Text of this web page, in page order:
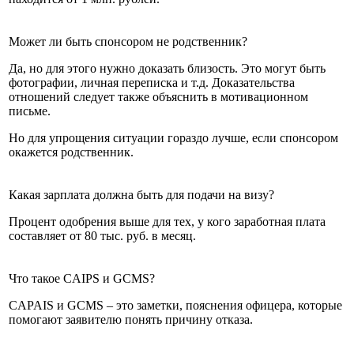
Может ли быть спонсором не родственник?
Да, но для этого нужно доказать близость. Это могут быть
фотографии, личная переписка и т.д. Доказательства
отношений следует также объяснить в мотивационном
письме.
Но для упрощения ситуации гораздо лучше, если спонсором
окажется родственник.
Какая зарплата должна быть для подачи на визу?
Процент одобрения выше для тех, у кого заработная плата
составляет от 80 тыс. руб. в месяц.
Что такое CAIPS и GCMS?
CAPAIS и GCMS – это заметки, пояснения офицера, которые
помогают заявителю понять причину отказа.